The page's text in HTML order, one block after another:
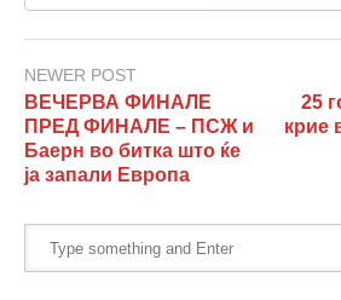
NEWER POST
ВЕЧЕРВА ФИНАЛЕ
ПРЕД ФИНАЛЕ – ПСЖ и
Баерн во битка што ќе
ја запали Европа
25
крие